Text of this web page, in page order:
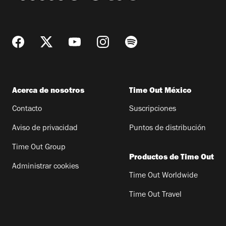
Acerca de nosotros
Contacto
Aviso de privacidad
Time Out Group
Administrar cookies
Time Out México
Suscripciones
Puntos de distribución
Productos de Time Out
Time Out Worldwide
Time Out Travel